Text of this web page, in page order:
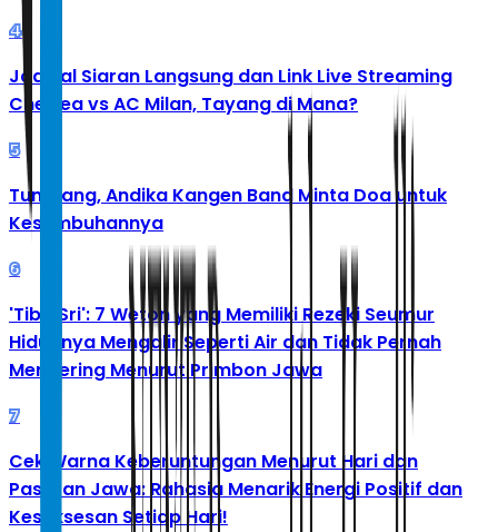
4
Jadwal Siaran Langsung dan Link Live Streaming
Chelsea vs AC Milan, Tayang di Mana?
5
Tumbang, Andika Kangen Band Minta Doa untuk
Kesembuhannya
6
'Tibo Sri': 7 Weton yang Memiliki Rezeki Seumur
Hidupnya Mengalir Seperti Air dan Tidak Pernah
Mengering Menurut Primbon Jawa
7
Cek Warna Keberuntungan Menurut Hari dan
Pasaran Jawa: Rahasia Menarik Energi Positif dan
Kesuksesan Setiap Hari!